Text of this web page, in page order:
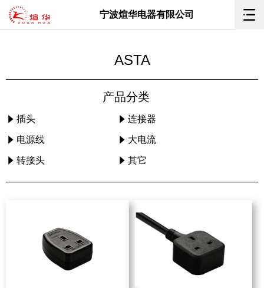
宁波煊华电器有限公司
ASTA
产品分类
插头 连接器
电源线 大电流
转接头 其它